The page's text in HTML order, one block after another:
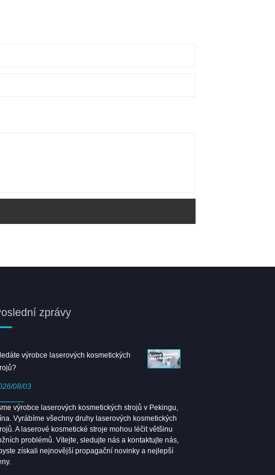
zprávy
výrobce laserových kosmetických
08/03
výrobce laserových kosmetických strojů v Pekingu,
Vyrábíme všechny druhy laserových kosmetických
A laserové kosmetické stroje mohou léčit většinu
problémů. Vítejte, sledujte nás a kontaktujte nás,
získali nejnovější propagační novinky a nejlepší